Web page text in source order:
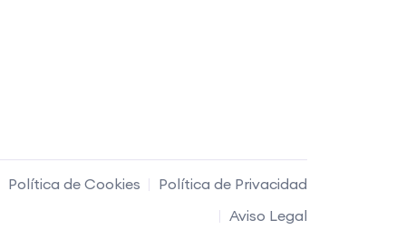
Política de Cookies
Política de Privacidad
Aviso Legal